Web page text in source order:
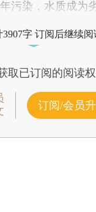
污染，水质成为
字 订阅后继续阅
取已订阅的阅读
订阅/会员